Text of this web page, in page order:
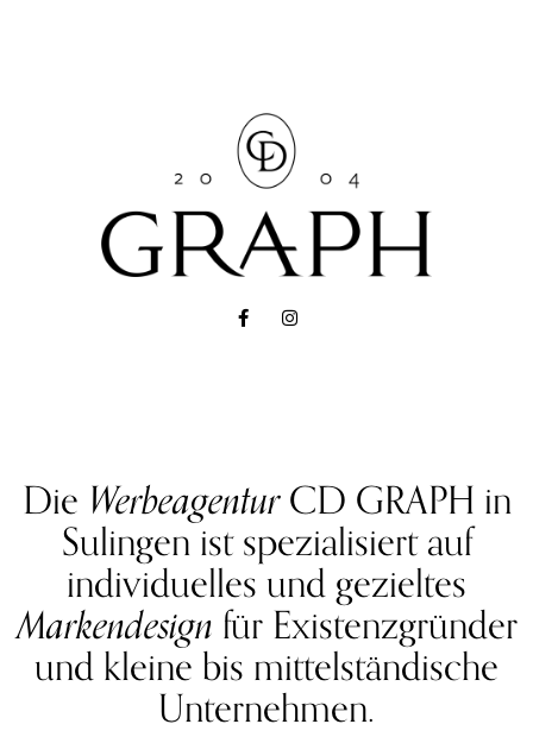
Die WerbeagenturCD GRAPH in
Sulingen ist spezialisiert auf
individuelles und gezieltes
Markendesignfür Existenzgründer
und kleine bis mittelständische
Unternehmen.